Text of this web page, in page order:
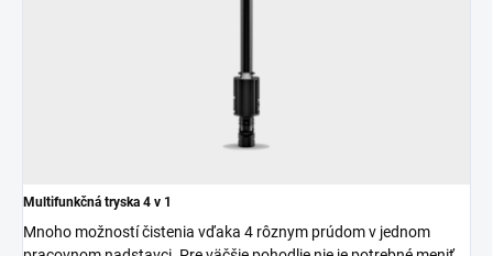
Multifunkčná tryska 4 v 1
Mnoho možností čistenia vďaka 4 rôznym prúdom v jednom